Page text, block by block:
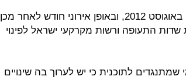
132 ההתנגדויות שהוגשו לתוכנית נדחו באוגוסט 2012, ובאופן אירוני חודש לאחר מכן
התעופה ורשות מקרקעי ישראל לפינוי
לתוכנית כי יש לערוך בה שינויים